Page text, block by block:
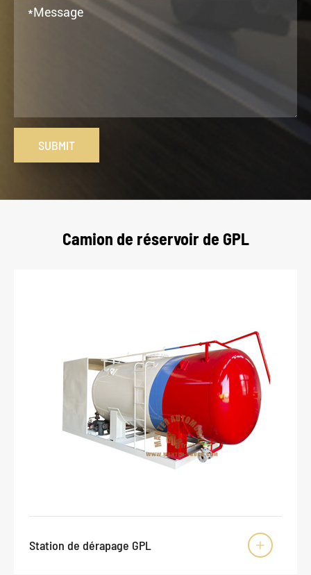
SUBMIT
Camion de réservoir de GPL
Station de dérapage GPL 